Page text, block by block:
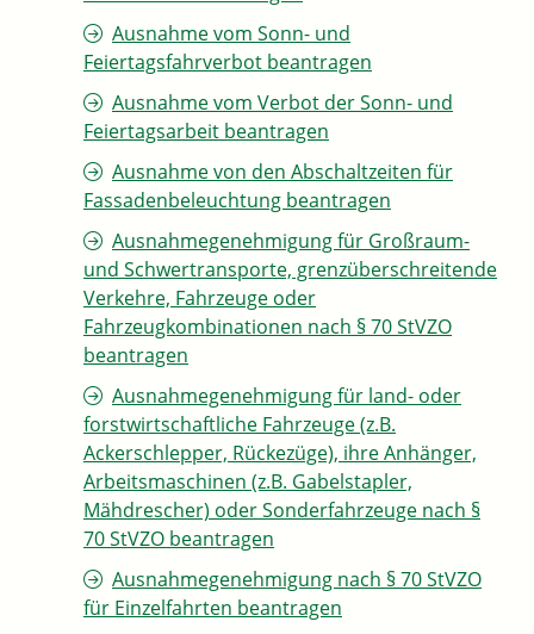
Ausnahme vom Sonn- und
Feiertagsfahrverbot beantragen
Ausnahme vom Verbot der Sonn- und
Feiertagsarbeit beantragen
Ausnahme von den Abschaltzeiten für
Fassadenbeleuchtung beantragen
Ausnahmegenehmigung für Großraum-
und Schwertransporte, grenzüberschreitende
Verkehre, Fahrzeuge oder
Fahrzeugkombinationen nach § 70 StVZO
beantragen
Ausnahmegenehmigung für land- oder
forstwirtschaftliche Fahrzeuge (z.B.
Ackerschlepper, Rückezüge), ihre Anhänger,
Arbeitsmaschinen (z.B. Gabelstapler,
Mähdrescher) oder Sonderfahrzeuge nach §
70 StVZO beantragen
Ausnahmegenehmigung nach § 70 StVZO
für Einzelfahrten beantragen